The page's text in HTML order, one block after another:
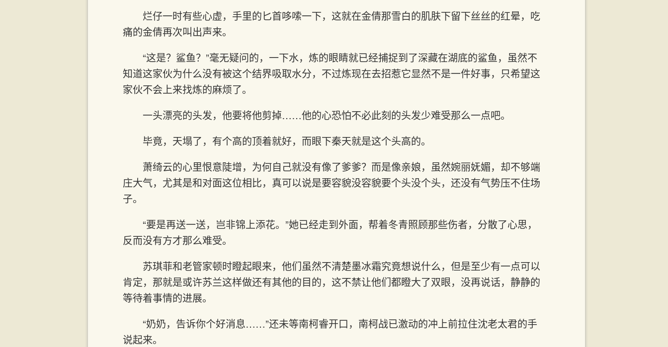
烂仔一时有些心虚，手里的匕首哆嗦一下，这就在金倩那雪白的肌肤下留下丝丝的红晕，吃
痛的金倩再次叫出声来。
“这是？鲨鱼？”毫无疑问的，一下水，炼的眼睛就已经捕捉到了深藏在湖底的鲨鱼，虽然不
知道这家伙为什么没有被这个结界吸取水分，不过炼现在去招惹它显然不是一件好事，只希望这
家伙不会上来找炼的麻烦了。
一头漂亮的头发，他要将他剪掉……他的心恐怕不必此刻的头发少难受那么一点吧。
毕竟，天塌了，有个高的顶着就好，而眼下秦天就是这个头高的。
萧绮云的心里恨意陡增，为何自己就没有像了爹爹？而是像亲娘，虽然婉丽妩媚，却不够端
庄大气，尤其是和对面这位相比，真可以说是要容貌没容貌要个头没个头，还没有气势压不住场
子。
“要是再送一送，岂非锦上添花。”她已经走到外面，帮着冬青照顾那些伤者，分散了心思，
反而没有方才那么难受。
苏琪菲和老管家顿时瞪起眼来，他们虽然不清楚墨冰霜究竟想说什么，但是至少有一点可以
肯定，那就是或许苏兰这样做还有其他的目的，这不禁让他们都瞪大了双眼，没再说话，静静的
等待着事情的进展。
“奶奶，告诉你个好消息……”还未等南柯睿开口，南柯战已激动的冲上前拉住沈老太君的手
说起来。